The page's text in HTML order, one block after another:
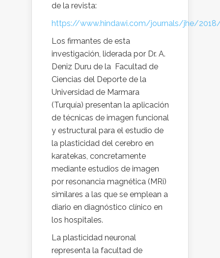
de la revista:
https://www.hindawi.com/journals/jhe/
Los firmantes de esta
investigación, liderada por Dr. A.
Deniz Duru de la Facultad de
Ciencias del Deporte de la
Universidad de Marmara
(Turquía) presentan la aplicación
de técnicas de imagen funcional
y estructural para el estudio de
la plasticidad del cerebro en
karatekas, concretamente
mediante estudios de imagen
por resonancia magnética (MRi)
similares a las que se emplean a
diario en diagnóstico clínico en
los hospitales.
La plasticidad neuronal
representa la facultad de